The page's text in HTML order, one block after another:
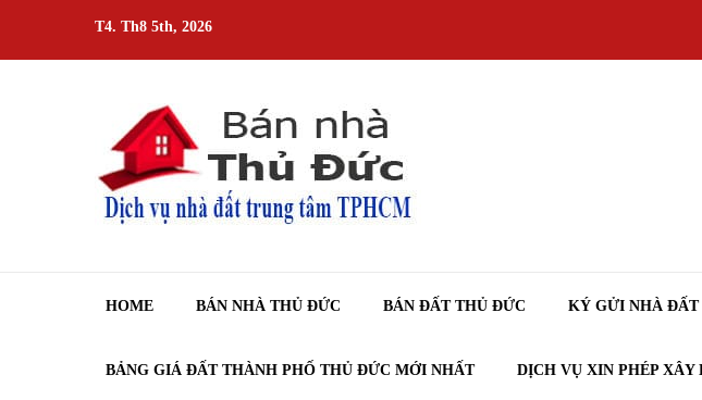
content
T4. Th8 5th, 2026
HOME BÁN NHÀ THỦ ĐỨC BÁN ĐẤT THỦ ĐỨC KÝ GỬI NHÀ ĐẤT
BẢNG GIÁ ĐẤT THÀNH PHỐ THỦ ĐỨC MỚI NHẤT DỊCH VỤ XIN PHÉP XÂY